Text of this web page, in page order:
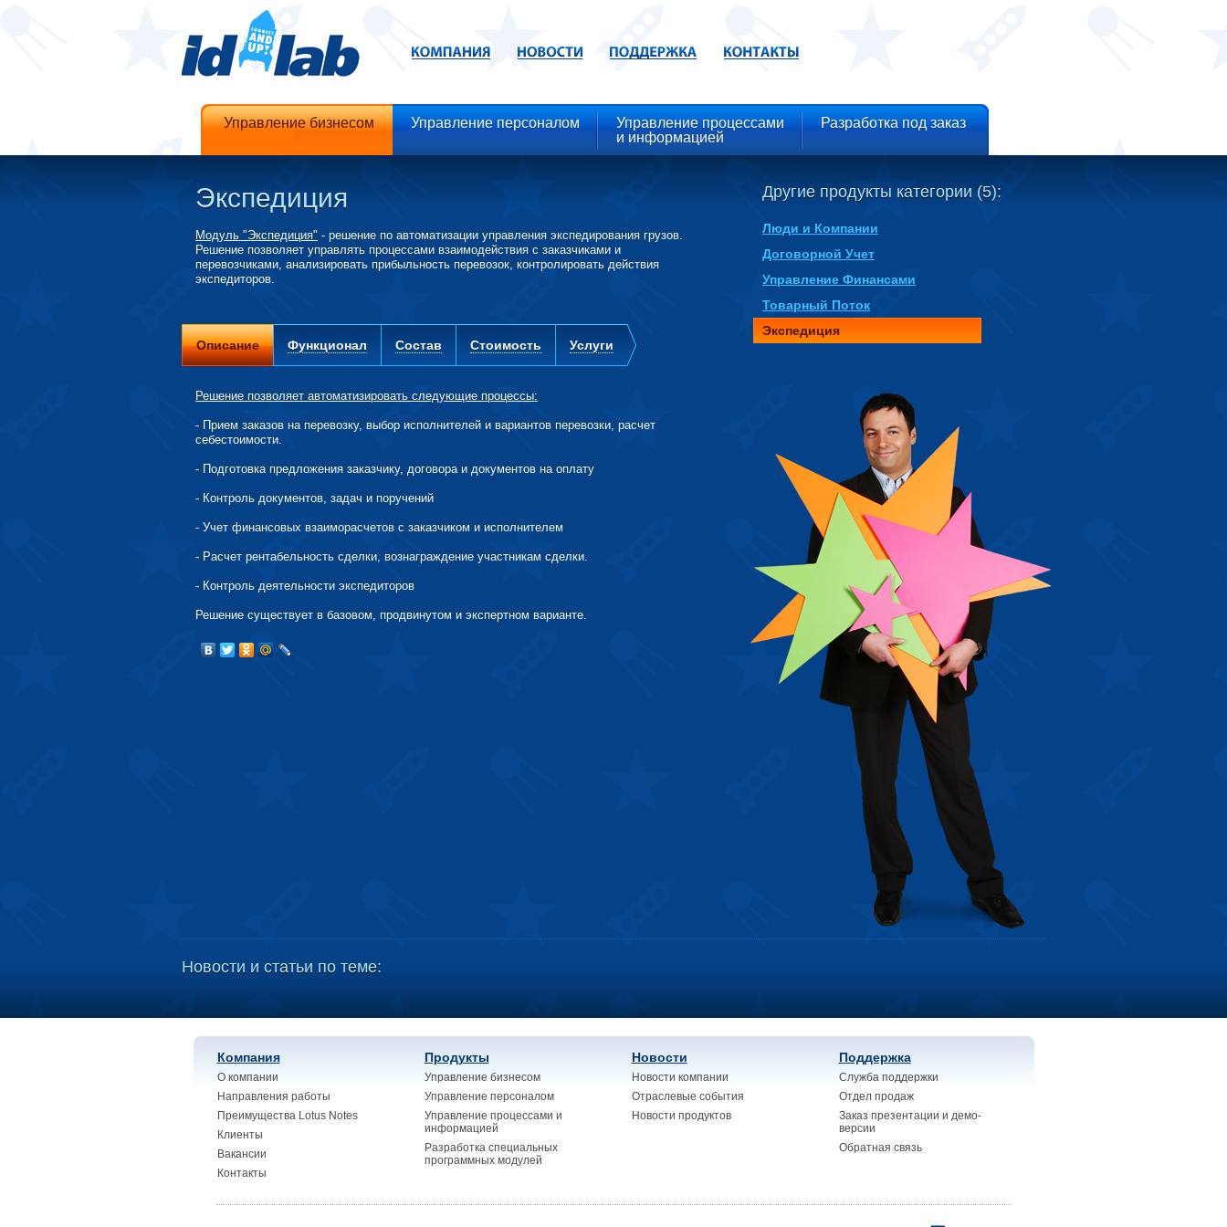
Управление бизнесом Управление персоналом
Управление процессами
и информацией
Разработка под заказ
Экспедиция
Модуль "Экспедиция" - решение по автоматизации управления экспедирования грузов.
Решение позволяет управлять процессами взаимодействия с заказчиками и
перевозчиками, анализировать прибыльность перевозок, контролировать действия
экспедиторов.
Описание Функционал Состав Стоимость Услуги
Решение позволяет автоматизировать следующие процессы:
- Прием заказов на перевозку, выбор исполнителей и вариантов перевозки, расчет
себестоимости.
- Подготовка предложения заказчику, договора и документов на оплату
- Контроль документов, задач и поручений
- Учет финансовых взаиморасчетов с заказчиком и исполнителем
- Расчет рентабельность сделки, вознаграждение участникам сделки.
- Контроль деятельности экспедиторов
Решение существует в базовом, продвинутом и экспертном варианте.
Другие продукты категории (5):
Люди и Компании
Договорной Учет
Управление Финансами
Товарный Поток
Экспедиция
Новости и статьи по теме:
Компания
О компании
Направления работы
Преимущества Lotus Notes
Клиенты
Вакансии
Контакты
Продукты
Управление бизнесом
Управление персоналом
Управление процессами и
информацией
Разработка специальных
программных модулей
Новости
Новости компании
Отраслевые события
Новости продуктов
Поддержка
Служба поддержки
Отдел продаж
Заказ презентации и демо-
версии
Обратная связь